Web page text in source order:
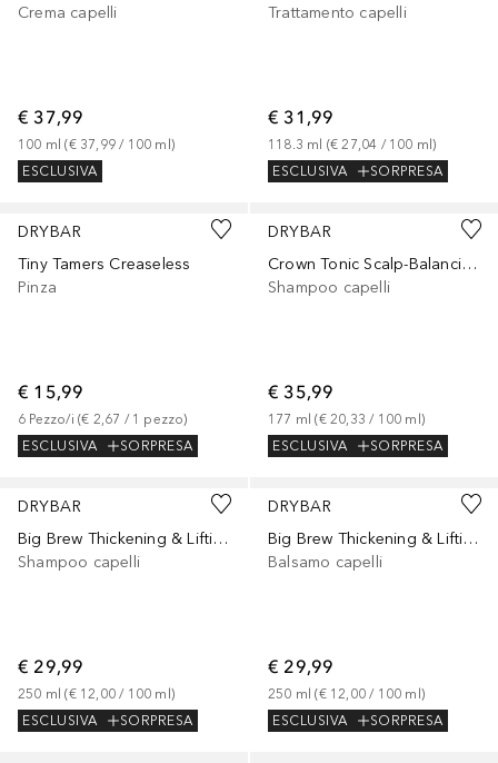
Crema capelli
€ 37,99
100 ml (€ 37,99 / 100 ml)
ESCLUSIVA
Trattamento capelli
€ 31,99
118.3 ml (€ 27,04 / 100 ml)
ESCLUSIVA
SORPRESA
DRYBAR
Tiny Tamers Creaseless
Pinza
€ 15,99
6 Pezzo/i (€ 2,67 / 1 pezzo)
ESCLUSIVA
SORPRESA
DRYBAR
Crown Tonic Scalp-Balancing Cleanser
Shampoo capelli
€ 35,99
177 ml (€ 20,33 / 100 ml)
ESCLUSIVA
SORPRESA
DRYBAR
Big Brew Thickening & Lifting Shampoo
Shampoo capelli
€ 29,99
250 ml (€ 12,00 / 100 ml)
ESCLUSIVA
SORPRESA
DRYBAR
Big Brew Thickening & Lifting
Balsamo capelli
€ 29,99
250 ml (€ 12,00 / 100 ml)
ESCLUSIVA
SORPRESA